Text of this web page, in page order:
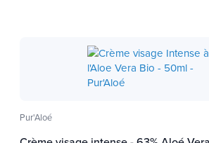
Pur'Aloé